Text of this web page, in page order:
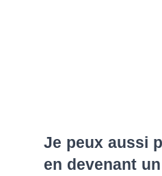
Je peux aussi
en devenant